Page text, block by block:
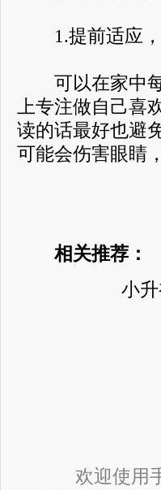
1.提前适应，
可以在家中每
上专注做自己喜
读的话最好也避
可能会伤害眼睛
相关推荐：
小
欢迎使用